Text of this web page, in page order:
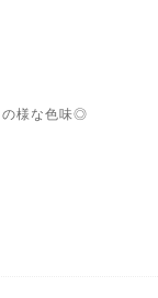
の様な色味◎